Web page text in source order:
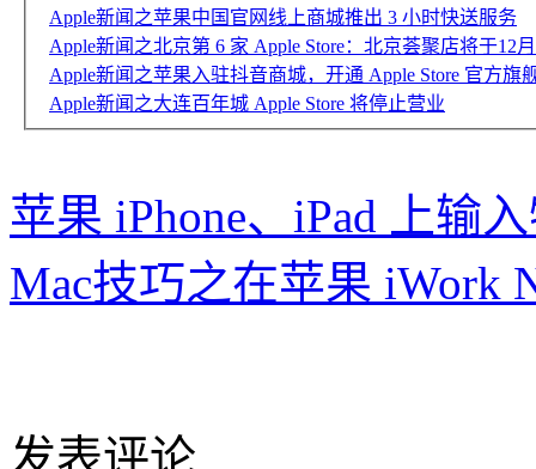
Apple新闻之苹果中国官网线上商城推出 3 小时快送服务
Apple新闻之北京第 6 家 Apple Store：北京荟聚店将于12
Apple新闻之苹果入驻抖音商城，开通 Apple Store 官方旗
Apple新闻之大连百年城 Apple Store 将停止营业
苹果 iPhone、iPad 上输
Mac技巧之在苹果 iWork
发表评论